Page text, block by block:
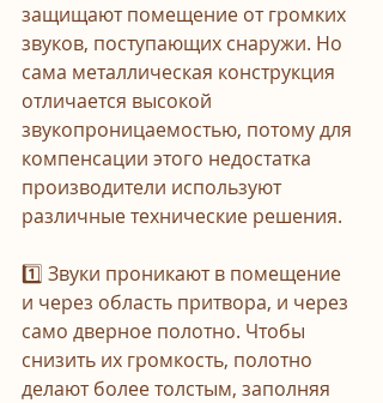
защищают помещение от громких
звуков, поступающих снаружи. Но
сама металлическая конструкция
отличается высокой
звукопроницаемостью, потому для
компенсации этого недостатка
производители используют
различные технические решения.
1️⃣ Звуки проникают в помещение
и через область притвора, и через
само дверное полотно. Чтобы
снизить их громкость, полотно
делают более толстым, заполняя